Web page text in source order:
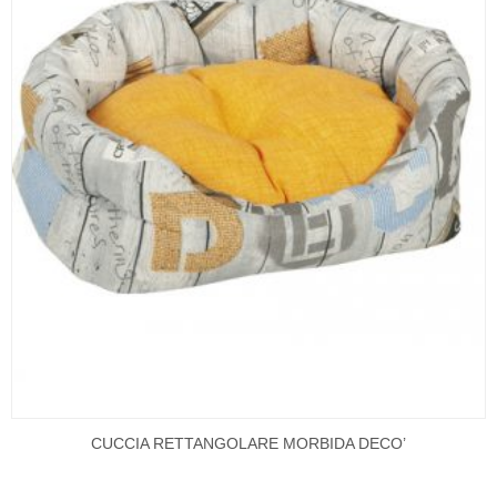
CUCCIA RETTANGOLARE MORBIDA DECO’